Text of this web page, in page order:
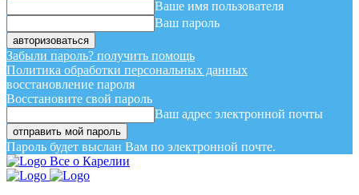
Ваше имя пользователя
Ваш пароль
Забыли пароль? получить помощь
Политика обработки персональных данных
восстановление пароля
Восстановите свой пароль
Ваш адрес электронной почты
Пароль будет выслан Вам по электронной почте.
Все о Карелии